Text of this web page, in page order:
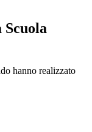
hanno realizzato